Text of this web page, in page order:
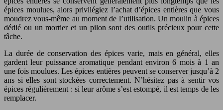
épices moulues, alors privilégiez l’achat d’épices entières que vous
moudrez vous-même au moment de l’utilisation. Un moulin à épices
dédié ou un mortier et un pilon sont des outils précieux pour cette
tâche.
La durée de conservation des épices varie, mais en général, elles
gardent leur puissance aromatique pendant environ 6 mois à 1 an
une fois moulues. Les épices entières peuvent se conserver jusqu’à 2
ans si elles sont stockées correctement. N’hésitez pas à sentir vos
épices régulièrement : si leur arôme s’est estompé, il est temps de les
remplacer.